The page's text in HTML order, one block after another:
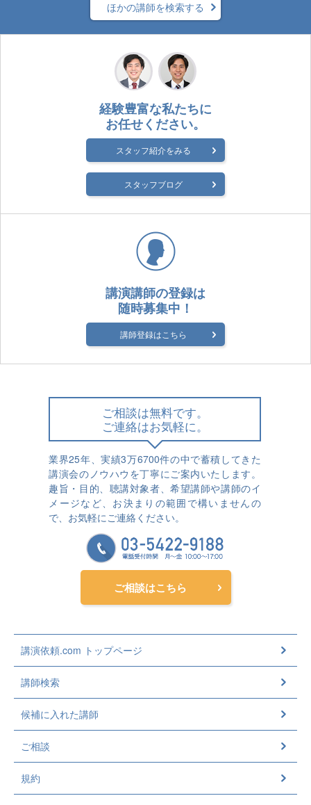
ほかの講師を検索する
経験豊富な私たちに
お任せください。
スタッフ紹介をみる
スタッフブログ
講演講師の登録は
随時募集中！
講師登録はこちら
ご相談は無料です。
ご連絡はお気軽に。
業界25年、実績3万6700件の中で蓄積してきた
講演会のノウハウを丁寧にご案内いたします。
趣旨・目的、聴講対象者、希望講師や講師のイ
メージなど、お決まりの範囲で構いませんの
で、お気軽にご連絡ください。
ご相談はこちら
講演依頼.com トップページ
講師検索
候補に入れた講師
ご相談
規約